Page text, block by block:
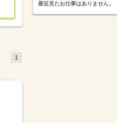
1
最近見たお仕事はありません。